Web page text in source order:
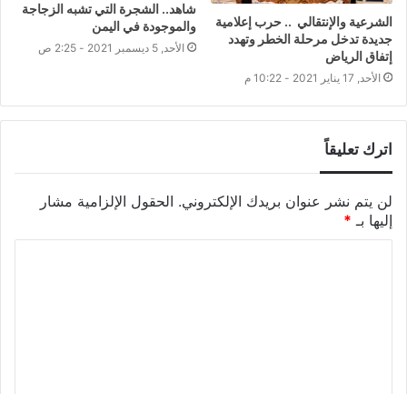
الشرعية والإنتقالي .. حرب إعلامية
جديدة تدخل مرحلة الخطر وتهدد
إتفاق الرياض
الأحد, 17 يناير 2021 - 10:22 م
شاهد.. الشجرة التي تشبه الزجاجة
والموجودة في اليمن
الأحد, 5 ديسمبر 2021 - 2:25 ص
اترك تعليقاً
لن يتم نشر عنوان بريدك الإلكتروني. الحقول الإلزامية مشار
إليها بـ *